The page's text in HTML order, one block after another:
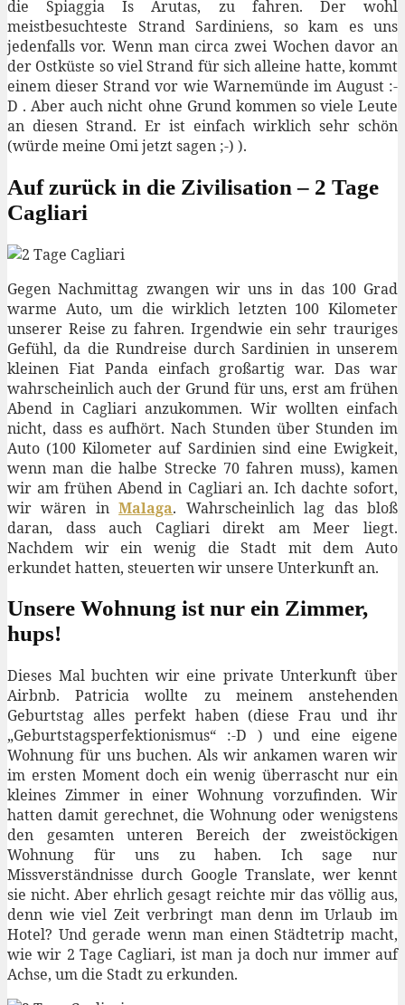
die Spiaggia Is Arutas, zu fahren. Der wohl
meistbesuchteste Strand Sardiniens, so kam es uns
jedenfalls vor. Wenn man circa zwei Wochen davor an
der Ostküste so viel Strand für sich alleine hatte, kommt
einem dieser Strand vor wie Warnemünde im August :-
D . Aber auch nicht ohne Grund kommen so viele Leute
an diesen Strand. Er ist einfach wirklich sehr schön
(würde meine Omi jetzt sagen ;-) ).
Auf zurück in die Zivilisation – 2 Tage
Cagliari
Gegen Nachmittag zwangen wir uns in das 100 Grad
warme Auto, um die wirklich letzten 100 Kilometer
unserer Reise zu fahren. Irgendwie ein sehr trauriges
Gefühl, da die Rundreise durch Sardinien in unserem
kleinen Fiat Panda einfach großartig war. Das war
wahrscheinlich auch der Grund für uns, erst am frühen
Abend in Cagliari anzukommen. Wir wollten einfach
nicht, dass es aufhört. Nach Stunden über Stunden im
Auto (100 Kilometer auf Sardinien sind eine Ewigkeit,
wenn man die halbe Strecke 70 fahren muss), kamen
wir am frühen Abend in Cagliari an. Ich dachte sofort,
wir wären inMalaga. Wahrscheinlich lag das bloß
daran, dass auch Cagliari direkt am Meer liegt.
Nachdem wir ein wenig die Stadt mit dem Auto
erkundet hatten, steuerten wir unsere Unterkunft an.
Unsere Wohnung ist nur ein Zimmer,
hups!
Dieses Mal buchten wir eine private Unterkunft über
Airbnb. Patricia wollte zu meinem anstehenden
Geburtstag alles perfekt haben (diese Frau und ihr
„Geburtstagsperfektionismus“ :-D ) und eine eigene
Wohnung für uns buchen. Als wir ankamen waren wir
im ersten Moment doch ein wenig überrascht nur ein
kleines Zimmer in einer Wohnung vorzufinden. Wir
hatten damit gerechnet, die Wohnung oder wenigstens
den gesamten unteren Bereich der zweistöckigen
Wohnung für uns zu haben. Ich sage nur
Missverständnisse durch Google Translate, wer kennt
sie nicht. Aber ehrlich gesagt reichte mir das völlig aus,
denn wie viel Zeit verbringt man denn im Urlaub im
Hotel? Und gerade wenn man einen Städtetrip macht,
wie wir 2 Tage Cagliari, ist man ja doch nur immer auf
Achse, um die Stadt zu erkunden.